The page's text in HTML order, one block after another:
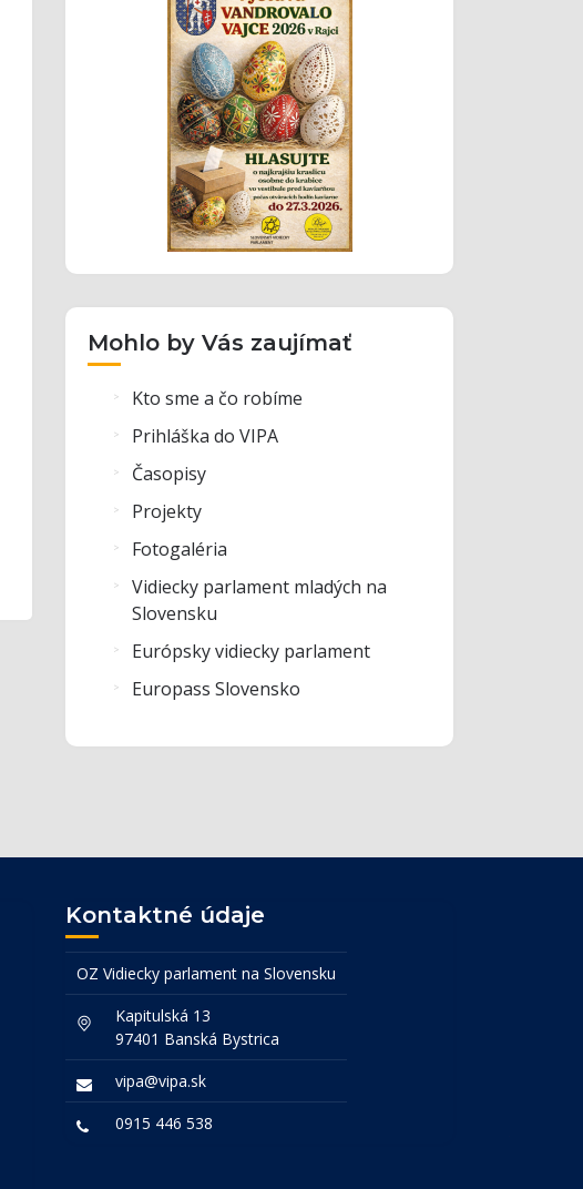
Mohlo by Vás zaujímať
Kto sme a čo robíme
Prihláška do VIPA
Časopisy
Projekty
Fotogaléria
Vidiecky parlament mladých na
Slovensku
Európsky vidiecky parlament
Europass Slovensko
Kontaktné údaje
OZ Vidiecky parlament na Slovensku
Kapitulská 13
97401 Banská Bystrica
vipa@vipa.sk
0915 446 538